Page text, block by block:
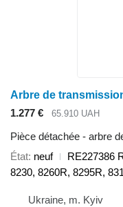
1.277 € 65.910 UAH
Pièce détachée - arbre
État neuf
RE227386
8230, 8260R, 8295R,
Ukraine, m. Kyiv